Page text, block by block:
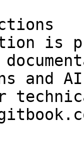
is
and